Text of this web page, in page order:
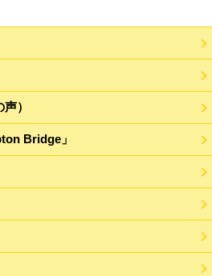
）
Bridge」